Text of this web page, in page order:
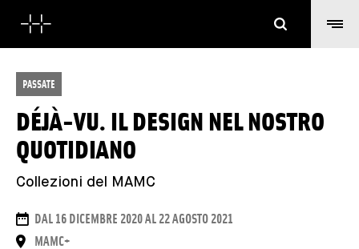
PASSATE
DÉJÀ-VU. IL DESIGN NEL NOSTRO
QUOTIDIANO
Collezioni del MAMC
DATE
DAL 16 DICEMBRE 2020 AL 22 AGOSTO 2021
LUOGO
MAMC+